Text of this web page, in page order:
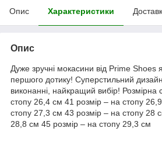
Опис Характеристики
Опис
Дуже зручні мокасини від Prime Shoes
першого дотику! Суперстильний
виконанні, найкращий вибір! Розмірна
стопу 26,4 см 41 розмір – на стопу
стопу 27,3 см 43 розмір – на стопу 28
28,8 см 45 розмір – на стопу 29,3 см